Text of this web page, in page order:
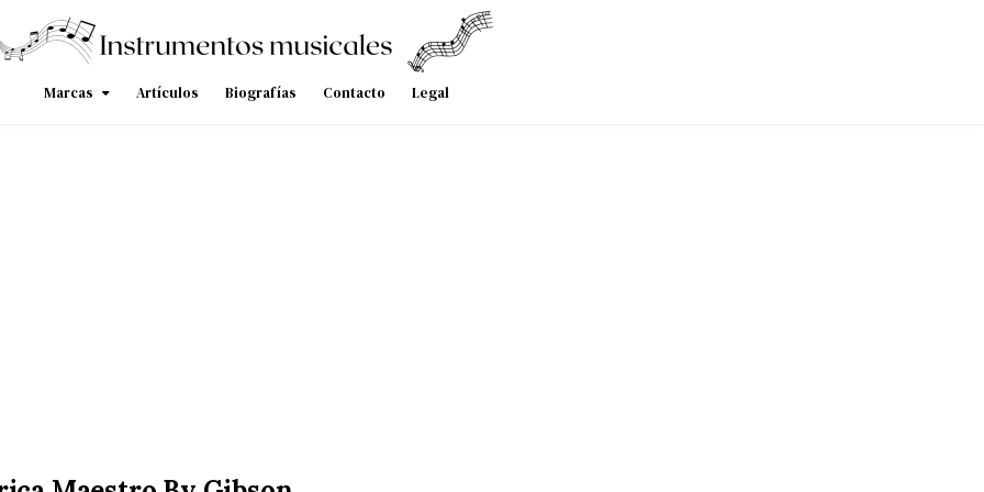
Marcas Artículos Biografías Contacto Legal